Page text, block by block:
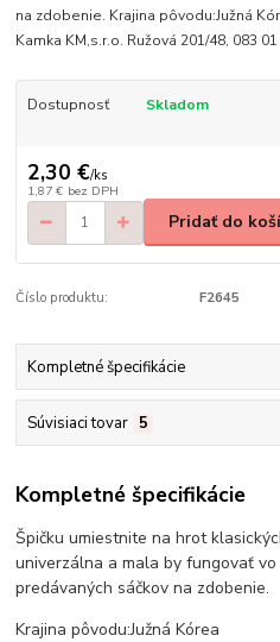
na zdobenie. Krajina pôvodu:Južná
Kamka KM,s.r.o. Ružová 201/48, 083
Dostupnosť Skladom
2,30 €/ks
1,87 € bez DPH
Pridať do
Číslo produktu: F2645
Kompletné špecifikácie
Súvisiaci tovar 5
Kompletné špecifikácie
Špičku umiestnite na hrot
univerzálna a mala by fungovať
predávaných sáčkov na zdobenie.
Krajina pôvodu:Južná Kórea